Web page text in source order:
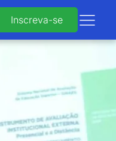
Inscreva-se